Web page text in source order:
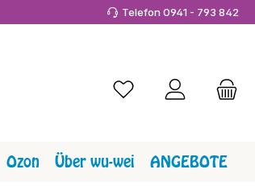
Telefon 0941 - 793 842
Du hast 0 Produkte
Ozon Über wu-wei ANGEBOTE